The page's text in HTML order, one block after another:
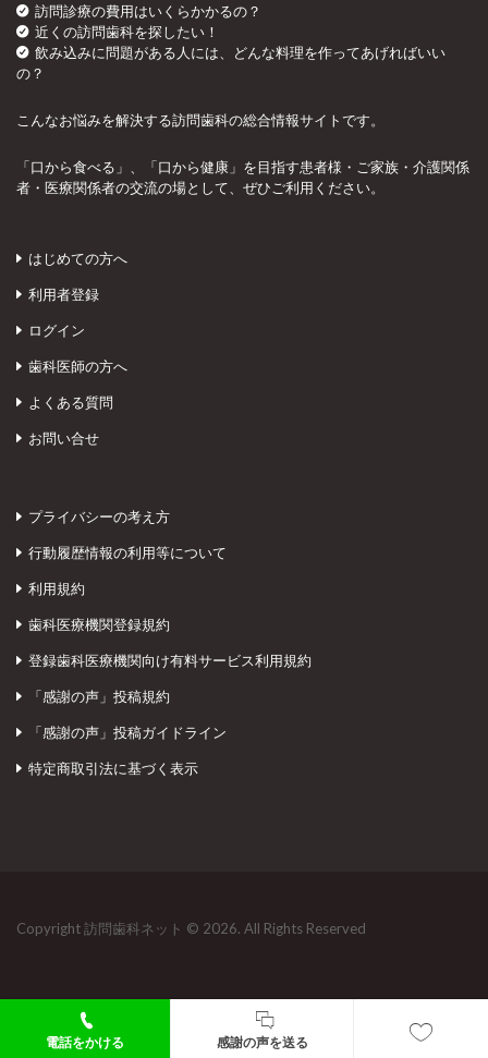
電話をかける 感謝の声を送る
訪問診療の費用はいくらかかるの？
近くの訪問歯科を探したい！
飲み込みに問題がある人には、どんな料理を作ってあげればいい
の？
こんなお悩みを解決する訪問歯科の総合情報サイトです。
「口から食べる」、「口から健康」を目指す患者様・ご家族・介護関係
者・医療関係者の交流の場として、ぜひご利用ください。
はじめての方へ
利用者登録
ログイン
歯科医師の方へ
よくある質問
お問い合せ
プライバシーの考え方
行動履歴情報の利用等について
利用規約
歯科医療機関登録規約
登録歯科医療機関向け有料サービス利用規約
「感謝の声」投稿規約
「感謝の声」投稿ガイドライン
特定商取引法に基づく表示
Copyright 訪問歯科ネット © 2026. All Rights Reserved